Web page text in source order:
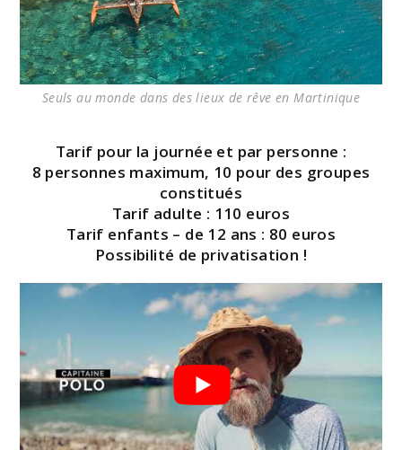
Seuls au monde dans des lieux de rêve en Martinique
Tarif pour la journée et par personne :
8 personnes maximum, 10 pour des groupes
constitués
Tarif adulte : 110 euros
Tarif enfants – de 12 ans : 80 euros
Possibilité de privatisation !